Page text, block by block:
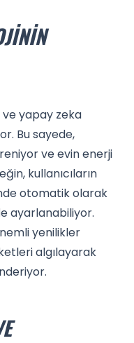
ve yapay zeka
Bu sayede,
ve evin enerji
kullanıcıların
otomatik olarak
ayarlanabiliyor.
yenilikler
algılayarak